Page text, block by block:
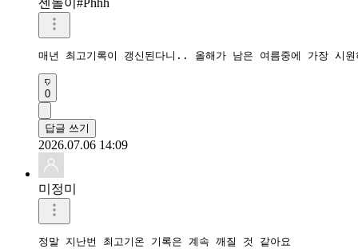
매년 최고기록이 갱신된다니.. 올해가 남은 여름중에 가장 시
0
답글 쓰기
2026.07.06 14:09
미정미
정말 지난번 최고기온 기록은 계속 깨질 것 같아요